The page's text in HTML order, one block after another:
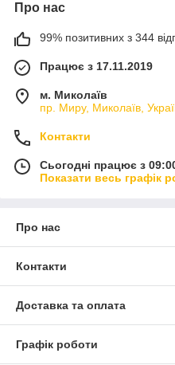
Про нас
99% позитивних з 344
Працює з 17.11.2019
м. Миколаїв
пр. Миру, Миколаїв,
Контакти
Сьогодні працює з
Показати весь графік
Про нас
Контакти
Доставка та оплата
Графік роботи